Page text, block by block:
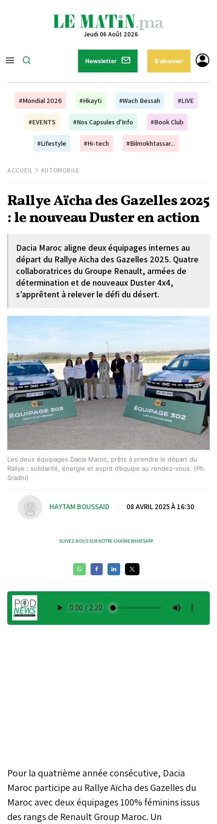
Jeudi 06 Août 2026
Newsletter S'abonner
#Mondial 2026 #Hkayti #Wach Bessah #LIVE
#EVENTS #Nos Capsules d'Info #Book Club
#Lifestyle #Hi-tech #Bilmokhtassar...
ACCUEIL AUTOMOBILE
Rallye Aïcha des Gazelles 2025
: le nouveau Duster en action
Dacia Maroc aligne deux équipages internes au
départ du Rallye Aïcha des Gazelles 2025. Quatre
collaboratrices du Groupe Renault, armées de
détermination et de nouveaux Duster 4x4,
s’apprêtent à relever le défi du désert.
Les deux équipages Dacia Maroc, prêts à prendre le départ du
Rallye : solidarité, énergie et esprit d’équipe au rendez-vous. (Ph.
Sradni)
HAYTAM BOUSSAID 08 AVRIL 2025 À 16:30
SUIVEZ-NOUS SUR NOTRE CHAÎNE WHATSAPP
Pour la quatrième année consécutive, Dacia
Maroc participe au Rallye Aïcha des Gazelles du
Maroc avec deux équipages 100% féminins issus
des rangs de Renault Group Maroc. Un